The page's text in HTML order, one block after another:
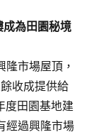
為田園秘境
市場屋頂，
收成提供給
度田園基地建
經過興隆市場